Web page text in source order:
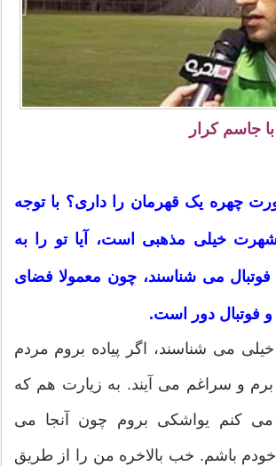
جاسم کرار
چهره یک قهرمان را داری؟ با توجه
خیلی مذهبی است، آیا تو را به
فوتبال می شناسند، چون معمولا فضای
فوتبال دور است.
خیلی می شناسند، اگر پیاده بروم مردم
و سراغم می آیند. به زیارت هم که
کنم یواشکی بروم چون آنجا می
خودم باشم. خب بالاخره من را از طریق